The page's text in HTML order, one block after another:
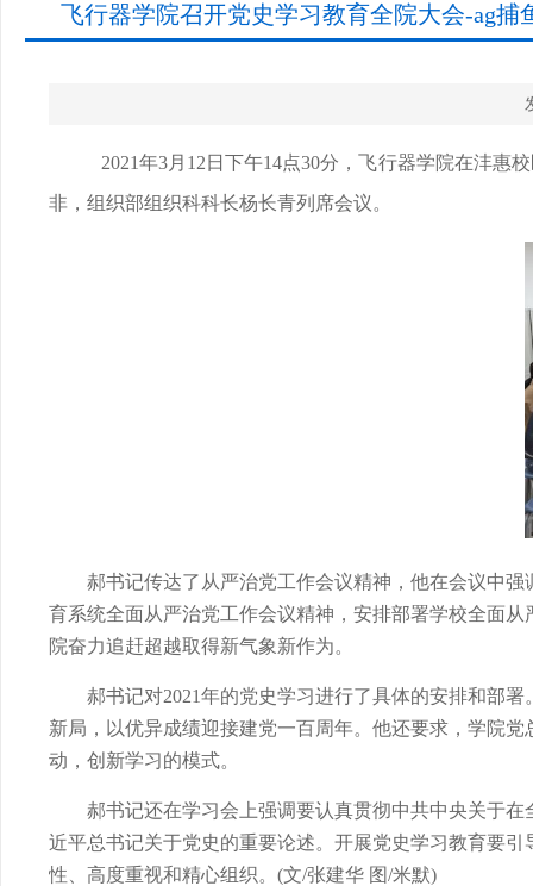
飞行器学院召开党史学习教育全院大会-ag捕
2021年3月 12 日下午14点30分，飞行器学院在沣惠
非，组织部组织科科长杨长青列席会议。
郝书记传达了从严治党工作会议精神，他在会议中
育系统全面从严治党工作会议精神，安排部署学校全面
院奋力追赶超越取得新气象新作为。
郝书记对2021年的党史学习进行了具体的安排和部
新局，以优异成绩迎接建党一百周年。他还要求，学院
动，创新学习的模式。
郝书记还在学习会上强调要认真贯彻中共中央关于
近平总书记关于党史的重要论述。开展党史学习教育要
性、高度重视和精心组织。(文/张建华 图/米默)